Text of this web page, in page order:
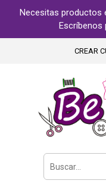
Necesitas productos
Escríbenos
CREAR